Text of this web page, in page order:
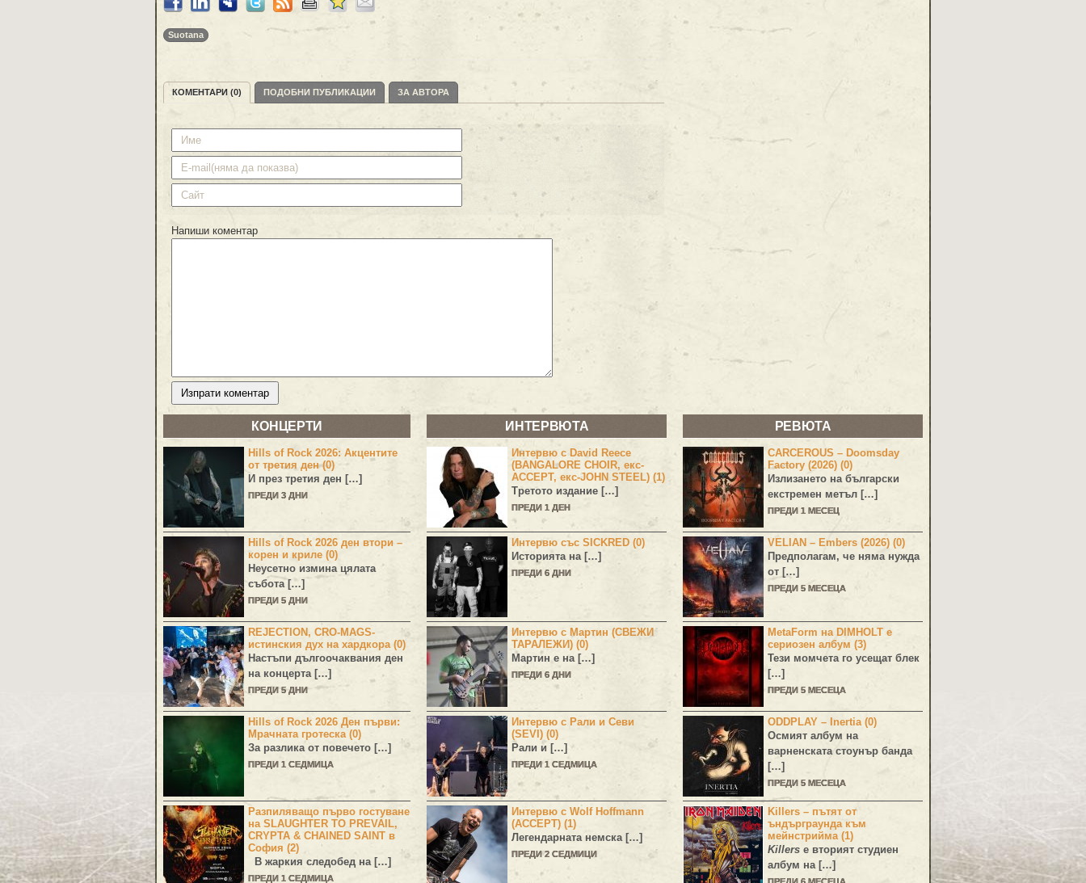
Suotana
КОМЕНТАРИ (0) ПОДОБНИ ПУБЛИКАЦИИ ЗА АВТОРА
Напиши коментар
КОНЦЕРТИ
Hills of Rock 2026: Акцентите
от третия ден (0)
И през третия ден […]
ПРЕДИ 3 ДНИ
Hills of Rock 2026 ден втори –
корен и криле (0)
Неусетно измина цялата
събота […]
ПРЕДИ 5 ДНИ
REJECTION, CRO-MAGS-
истинския дух на хардкора (0)
Настъпи дългоочаквания ден
на концерта […]
ПРЕДИ 5 ДНИ
Hills of Rock 2026 Ден първи:
Мрачната гротеска (0)
За разлика от повечето […]
ПРЕДИ 1 СЕДМИЦА
Разпиляващо първо гостуване
на SLAUGHTER TO PREVAIL,
CRYPTA & CHAINED SAINT в
София (2)
В жаркия следобед на […]
ПРЕДИ 1 СЕДМИЦА
ИНТЕРВЮТА
Интервю с David Reece
(BANGALORE CHOIR, екс-
ACCEPT, екс-JOHN STEEL) (1)
Третото издание […]
ПРЕДИ 1 ДЕН
Интервю със SICKRED (0)
Историята на […]
ПРЕДИ 6 ДНИ
Интервю с Мартин (СВЕЖИ
ТАРАЛЕЖИ) (0)
Мартин е на […]
ПРЕДИ 6 ДНИ
Интервю с Рали и Севи
(SEVI) (0)
Рали и […]
ПРЕДИ 1 СЕДМИЦА
Интервю с Wolf Hoffmann
(ACCEPT) (1)
Легендарната немска […]
ПРЕДИ 2 СЕДМИЦИ
РЕВЮТА
CARCEROUS – Doomsday
Factory (2026) (0)
Излизането на български
екстремен метъл […]
ПРЕДИ 1 МЕСЕЦ
VELIAN – Embers (2026) (0)
Предполагам, че няма нужда
от […]
ПРЕДИ 5 МЕСЕЦА
MetaForm на DIMHOLT е
сериозен албум (3)
Тези момчета го усещат блек
[…]
ПРЕДИ 5 МЕСЕЦА
ODDPLAY – Inertia (0)
Осмият албум на
варненската стоунър банда
[…]
ПРЕДИ 5 МЕСЕЦА
Killers – пътят от
ъндърграунда към
мейнстрийма (1)
Killers е вторият студиен
албум на […]